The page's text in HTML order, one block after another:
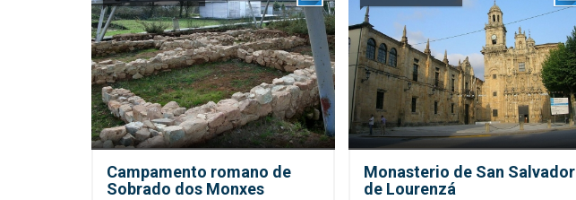
Campamento romano de
Sobrado dos Monxes
Monasterio de San Salvador
de Lourenzá